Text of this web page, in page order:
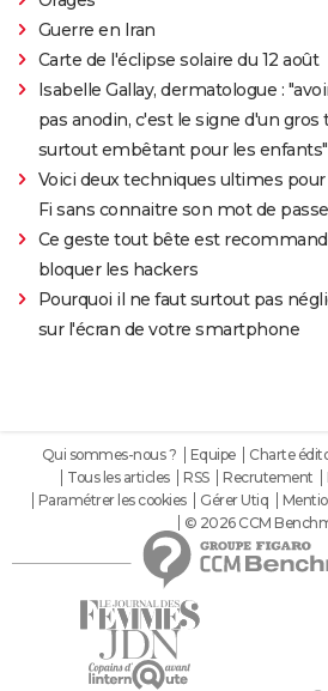
Guerre en Iran
Carte de l'éclipse solaire du 12 août
Isabelle Gallay, dermatologue :
pas anodin, c'est le signe d'un
surtout embêtant pour les enfants"
Voici deux techniques ultimes
Fi sans connaitre son mot de passe
Ce geste tout bête est
bloquer les hackers
Pourquoi il ne faut surtout pas
sur l'écran de votre smartphone
Qui sommes-nous ? Equipe Charte
Tous les articles
RSS Recrutement
Paramétrer les cookies
Gérer Utiq
© 2026 CCM